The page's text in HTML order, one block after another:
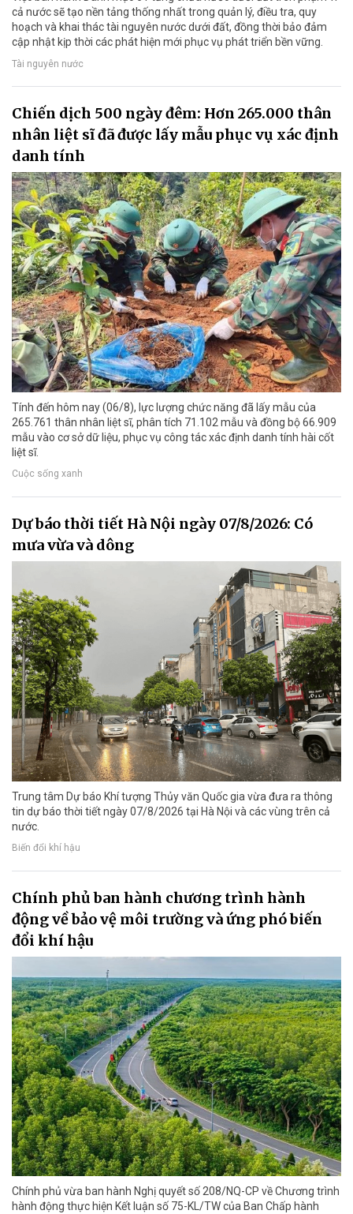
cả nước sẽ tạo nền tảng thống nhất trong quản lý, điều tra, quy
hoạch và khai thác tài nguyên nước dưới đất, đồng thời bảo đảm
cập nhật kịp thời các phát hiện mới phục vụ phát triển bền vững.
Tài nguyên nước
Chiến dịch 500 ngày đêm: Hơn 265.000 thân
nhân liệt sĩ đã được lấy mẫu phục vụ xác định
danh tính
Tính đến hôm nay (06/8), lực lượng chức năng đã lấy mẫu của
265.761 thân nhân liệt sĩ, phân tích 71.102 mẫu và đồng bộ 66.909
mẫu vào cơ sở dữ liệu, phục vụ công tác xác định danh tính hài cốt
liệt sĩ.
Cuộc sống xanh
Dự báo thời tiết Hà Nội ngày 07/8/2026: Có
mưa vừa và dông
Trung tâm Dự báo Khí tượng Thủy văn Quốc gia vừa đưa ra thông
tin dự báo thời tiết ngày 07/8/2026 tại Hà Nội và các vùng trên cả
nước.
Biến đổi khí hậu
Chính phủ ban hành chương trình hành
động về bảo vệ môi trường và ứng phó biến
đổi khí hậu
Chính phủ vừa ban hành Nghị quyết số 208/NQ-CP về Chương trình
hành động thực hiện Kết luận số 75-KL/TW của Ban Chấp hành